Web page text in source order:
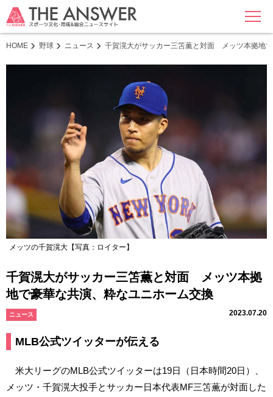
MENU
HOME 野球 ニュース 千賀滉大がサッカー三笘薫と対面 メッツ本拠地
メッツの千賀滉大【写真：ロイター】
千賀滉大がサッカー三笘薫と対面 メッツ本拠
地で豪華な共演、粋なユニホーム交換
ニュース 2023.07.20
MLB公式ツイッターが伝える
米大リーグのMLB公式ツイッターは19日（日本時間20日）、
メッツ・千賀滉大投手とサッカー日本代表MF三笘薫が対面した